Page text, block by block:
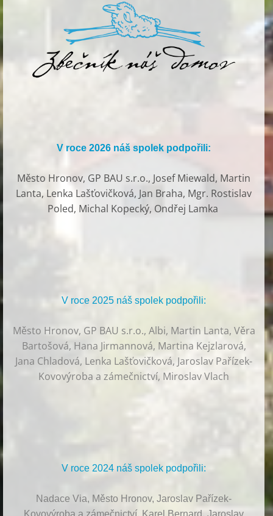
V roce 2026 náš spolek podpořili:
Město Hronov, GP BAU s.r.o., Josef Miewald, Martin
Lanta, Lenka Lašťovičková, Jan Braha, Mgr. Rostislav
Poled, Michal Kopecký, Ondřej Lamka
V roce 2025 náš spolek podpořili:
Město Hronov, GP BAU s.r.o., Albi, Martin Lanta, Věra
Bartošová, Hana Jirmannová, Martina Kejzlarová,
Jana Chladová, Lenka Lašťovičková, Jaroslav Pařízek-
Kovovýroba a zámečnictví, Miroslav Vlach
V roce 2024 náš spolek podpořili:
Nadace Via, Město Hronov, Jaroslav Pařízek-
Kovovýroba a zámečnictví, Karel Bernard, Jaroslav